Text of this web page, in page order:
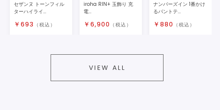
セザンヌ トーンフィル
ターハイライ...
￥ 693 （税込）
iroha RIN+ 玉飾り 充
電...
￥ 6,900 （税込）
ナンバーズイン 1番かけ
るパントテ...
￥ 880 （税込）
VIEW ALL